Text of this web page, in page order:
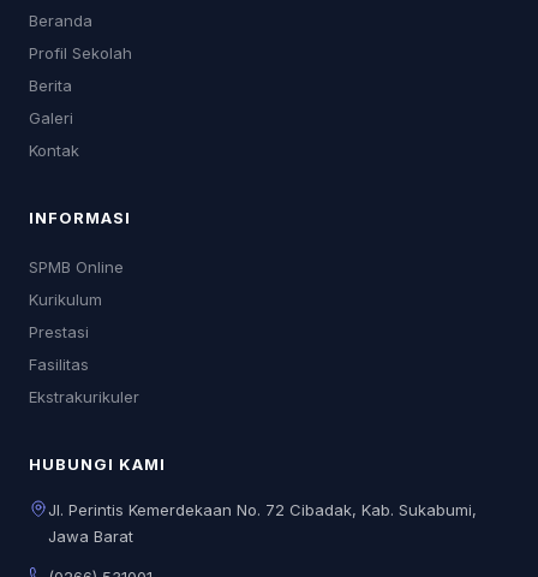
Beranda
Profil Sekolah
Berita
Galeri
Kontak
INFORMASI
SPMB Online
Kurikulum
Prestasi
Fasilitas
Ekstrakurikuler
HUBUNGI KAMI
Jl. Perintis Kemerdekaan No. 72 Cibadak, Kab. Sukabumi,
Jawa Barat